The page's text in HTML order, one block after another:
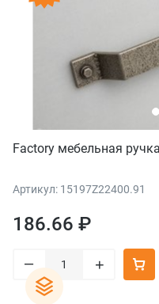
Factory мебельная
Артикул: 15197Z22400.91
186.66 ₽
– +